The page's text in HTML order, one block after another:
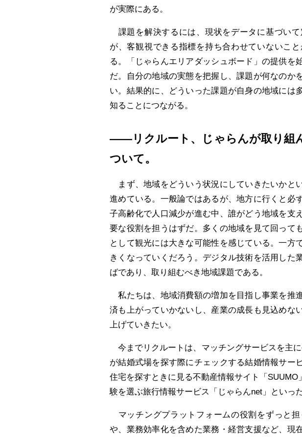
が実際にある。
課題を解決するには、現状をデータに基づい
が、客観視できる指標を持ち合わせていないこ
る。「じゃらんエリアダッシュボード」の提供を
だ。自分の地域の実態を把握し、課題が何なのか
い。結果的に、どういった課題が自身の地域には
知ることにつながる。
――リクルート、じゃらんが取り組
ついて。
まず、地域をどういう状況にしていきたいかと
進めている。一般論ではあるが、地方に行くと必
子高齢化で人口減少が進む中、誰がどう地域を支
要な役割を担うはずだ。多くの地域を見て回って
として観光には大きな可能性を感じている。一方
きくなっていくだろう。デジタル技術を活用した
ばであり、取り組むべき地域課題である。
私たちは、地域消費額の増加を目指し事業を推
済も上がっていかないし、産業の成長も見込めな
上げていきたい。
今までリクルートは、マッチングサービスを主
が結婚式場を探す際にチェックする結婚情報サー
住宅を探すときに見る不動産情報サイト「
験を選ぶ旅行情報サービス「じゃらんnet」といっ
マッチングプラットフォームの役割をずっと
や、業務効率化を含めた業務・経営支援など、現